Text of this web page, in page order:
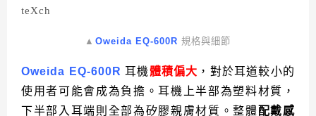
▲ Oweida EQ-600R 規格與細節
Oweida EQ-600R 耳機體積偏大 ，對於耳道較小的
使用者可能會成為負擔。耳機上半部為塑料材質，
下半部入耳端則全部為矽膠親膚材質。整體配戴感